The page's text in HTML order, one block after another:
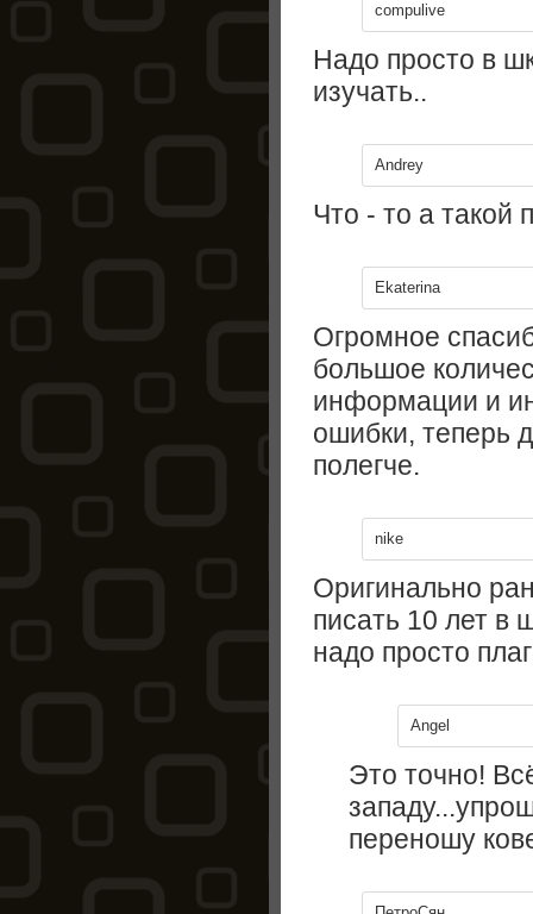
compulive
Надо просто в
изучать..
Andrey
Что - то а такой
Ekaterina
Огромное
большое
информации и
ошибки, теперь
полегче.
nike
Оригинально
писать 10 лет в
надо просто
Angel
Это точно!
переношу